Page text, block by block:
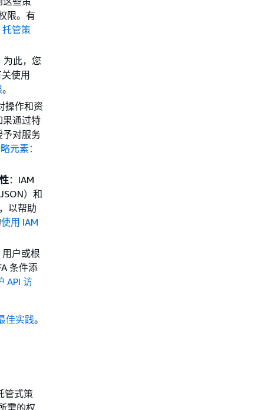
限。有
托管策
为此，您
使用
。
操作和资
果通过特
予对服务
元素：
：IAM
）和
以帮助
使用 IAM
用户或根
条件添
API 访
佳实践。
管式策
需的权